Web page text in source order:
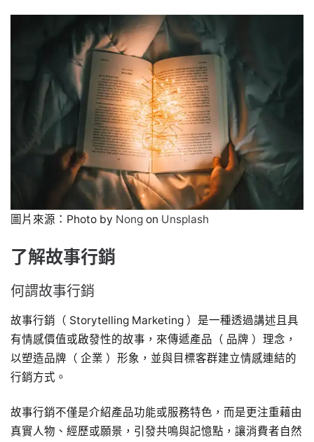
圖片來源：Photo by Nong on Unsplash
了解故事行銷
何謂故事行銷
故事行銷（ Storytelling Marketing ）是一種透過講述且具
有情感價值或啟發性的故事，來傳遞產品（ 品牌 ）理念，
以塑造品牌（ 企業 ）形象，並與目標客群建立情感連結的
行銷方式。
故事行銷不僅是介紹產品功能或服務特色，而是更注重藉由
真實人物、經歷或願景，引發共鳴與記憶點，讓消費者自然